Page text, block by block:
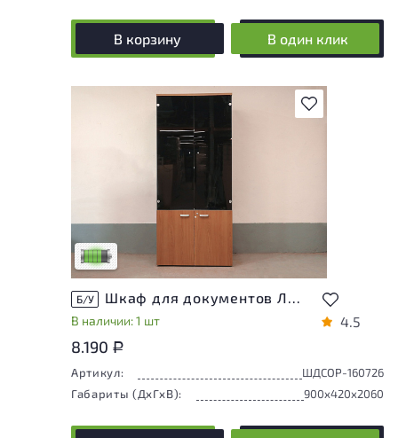
В корзину В один клик
В избранное
У товара присутствуют незначительные
следы эксплуатации, не влияющие на
удобство его использования
Низкая степень износа
Б/У
В наличии: 1 шт 4.5
8.190 Р
Артикул:
ШДСОР-160726
Габариты (ДxГxВ):
900x420x2060